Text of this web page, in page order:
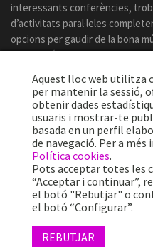
interessants conferències,
d’activitats paral·leles
opcions per gaudir de la bona
celebració del certamen.
Més de 25 anys oferint la millor
Concerts, festivals i
Aquest lloc web utilitza
per mantenir la sessió,
obtenir dades
usuaris i mostrar-te
basada en un perfil
de navegació. Per a
Política cookies.
Pots acceptar totes les
“Acceptar i continuar”,
el botó "Rebutjar" o
el botó “Configurar”.
REBUTJAR